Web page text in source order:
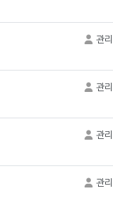
관
관
관
관